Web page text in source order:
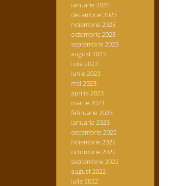
ianuarie 2024
decembrie 2023
noiembrie 2023
octombrie 2023
septembrie 2023
august 2023
iulie 2023
iunie 2023
mai 2023
aprilie 2023
martie 2023
februarie 2023
ianuarie 2023
decembrie 2022
noiembrie 2022
octombrie 2022
septembrie 2022
august 2022
iulie 2022